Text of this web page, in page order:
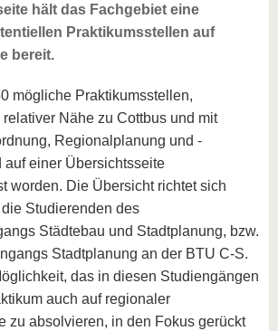
hält das Fachgebiet eine
Praktikumsstellen auf
bereit.
mögliche Praktikumsstellen,
Nähe zu Cottbus und mit
Regionalplanung und -
einer Übersichtsseite
worden. Die Übersicht richtet sich
Studierenden des
Städtebau und Stadtplanung, bzw.
Stadtplanung an der BTU C-S.
das in diesen Studiengängen
auch auf regionaler
zu absolvieren, in den Fokus gerückt